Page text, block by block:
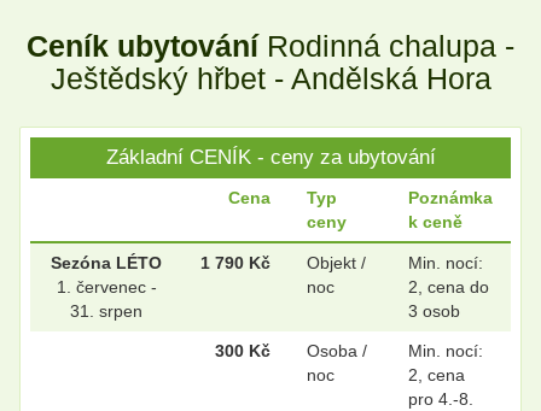
Ceník ubytování Rodinná chalupa -
Ještědský hřbet - Andělská Hora
Základní CENÍK - ceny za ubytování
Cena
Typ
ceny
Poznámka
k ceně
Sezóna LÉTO
1. červenec -
31. srpen
1 790 Kč
Objekt /
noc
Min. nocí:
2, cena do
3 osob
300 Kč
Osoba /
noc
Min. nocí:
2, cena
pro 4.-8.